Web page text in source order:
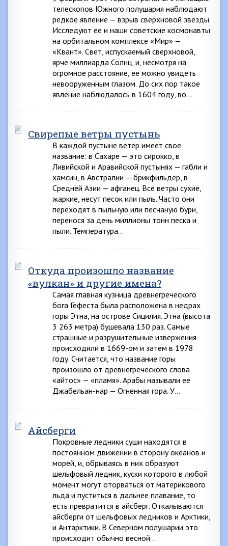
телескопов Южного полушария наблюдают
редкое явление — взрыв сверхновой звезды.
Исследуют ее и наши советские космонавты
на орбитальном комплексе «Мир» —
«Квант». Свет, испускаемый сверхновой,
ярче миллиарда Солнц, и, несмотря на
огромное расстояние, ее можно увидеть
невооруженным глазом. До сих пор такое
явление наблюдалось в 1604 году, во…
Свирепые ветры пустынь
В каждой пустыне ветер имеет свое
название: в Сахаре — это сирокко, в
Ливийской и Аравийской пустынях — габли и
хамсин, в Австралии — брикфильдер, в
Средней Азии — афганец. Все ветры сухие,
жаркие, несут песок или пыль. Часто они
переходят в пыльную или песчаную бури,
перенося за день миллионы тонн песка и
пыли. Температура…
Откуда произошло название
«вулкан» и другие имена?
Самая главная кузница древнегреческого
бога Гефеста была расположена в недрах
горы Этна, на острове Сицилия. Этна (высота
3 263 метра) бушевала 130 раз. Самые
страшные и разрушительные извержения
происходили в 1669-ом и затем в 1978
году. Считается, что название горы
произошло от древнегреческого слова
«айтос» — «пламя». Арабы называли ее
Джабельан-нар — Огненная гора. У…
Айсберги
Покровные ледники суши находятся в
постоянном движении в сторону океанов и
морей, и, обрываясь в них образуют
шельфовый ледник, куски которого в любой
момент могут оторваться от материкового
льда и пуститься в дальнее плавание, то
есть превратится в айсберг. Откалываются
айсберги от шельфовых ледников и Арктики,
и Антарктики. В Северном полушарии это
происходит обычно весной…